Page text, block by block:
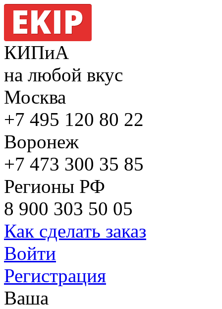
КИПиА
на любой вкус
Москва
+7 495 120 80 22
Воронеж
+7 473 300 35 85
Регионы РФ
8 900 303 50 05
Как сделать заказ
Войти
Регистрация
Ваша